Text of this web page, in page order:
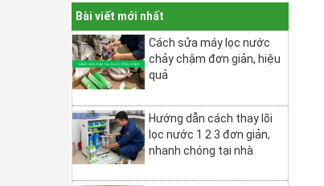
Bài viết mới nhất
Cách sửa máy lọc nước
chảy chậm đơn giản, hiệu
quả
Hướng dẫn cách thay lõi
lọc nước 1 2 3 đơn giản,
nhanh chóng tại nhà